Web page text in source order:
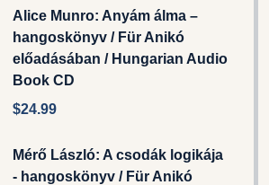
Alice Munro: Anyám álma –
hangoskönyv / Für Anikó
előadásában / Hungarian Audio
Book CD
$24.99
Mérő László: A csodák logikája
- hangoskönyv / Für Anikó